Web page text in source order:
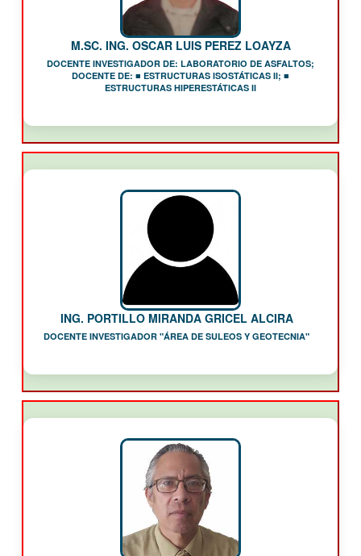
M.SC. ING. OSCAR LUIS PEREZ LOAYZA
DOCENTE INVESTIGADOR DE: LABORATORIO DE ASFALTOS;
DOCENTE DE: ■ ESTRUCTURAS ISOSTÁTICAS II; ■
ESTRUCTURAS HIPERESTÁTICAS II
ING. PORTILLO MIRANDA GRICEL ALCIRA
DOCENTE INVESTIGADOR "ÁREA DE SULEOS Y GEOTECNIA"